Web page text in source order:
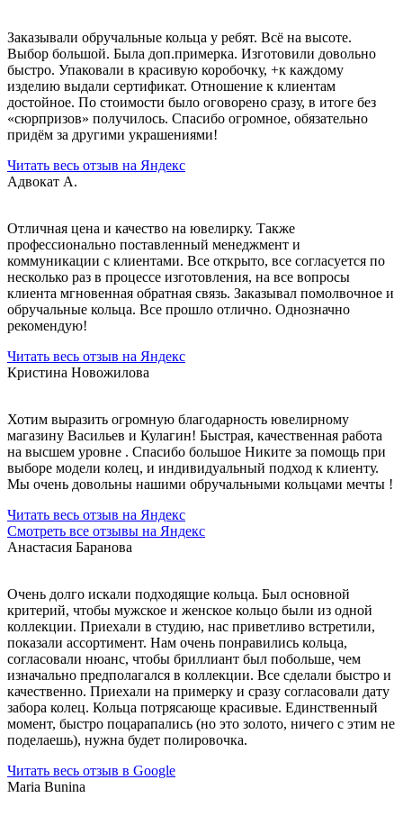
Заказывали обручальные кольца у ребят. Всё на высоте.
Выбор большой. Была доп.примерка. Изготовили довольно
быстро. Упаковали в красивую коробочку, +к каждому
изделию выдали сертификат. Отношение к клиентам
достойное. По стоимости было оговорено сразу, в итоге без
«сюрпризов» получилось. Спасибо огромное, обязательно
придём за другими украшениями!
Читать весь отзыв на Яндекс
Адвокат А.
Отличная цена и качество на ювелирку. Также
профессионально поставленный менеджмент и
коммуникации с клиентами. Все открыто, все согласуется по
несколько раз в процессе изготовления, на все вопросы
клиента мгновенная обратная связь. Заказывал помолвочное и
обручальные кольца. Все прошло отлично. Однозначно
рекомендую!
Читать весь отзыв на Яндекс
Кристина Новожилова
Хотим выразить огромную благодарность ювелирному
магазину Васильев и Кулагин! Быстрая, качественная работа
на высшем уровне . Спасибо большое Никите за помощь при
выборе модели колец, и индивидуальный подход к клиенту.
Мы очень довольны нашими обручальными кольцами мечты !
Читать весь отзыв на Яндекс
Смотреть все отзывы на Яндекс
Анастасия Баранова
Очень долго искали подходящие кольца. Был основной
критерий, чтобы мужское и женское кольцо были из одной
коллекции. Приехали в студию, нас приветливо встретили,
показали ассортимент. Нам очень понравились кольца,
согласовали нюанс, чтобы бриллиант был побольше, чем
изначально предполагался в коллекции. Все сделали быстро и
качественно. Приехали на примерку и сразу согласовали дату
забора колец. Кольца потрясающе красивые. Единственный
момент, быстро поцарапались (но это золото, ничего с этим не
поделаешь), нужна будет полировочка.
Читать весь отзыв в Google
Maria Bunina